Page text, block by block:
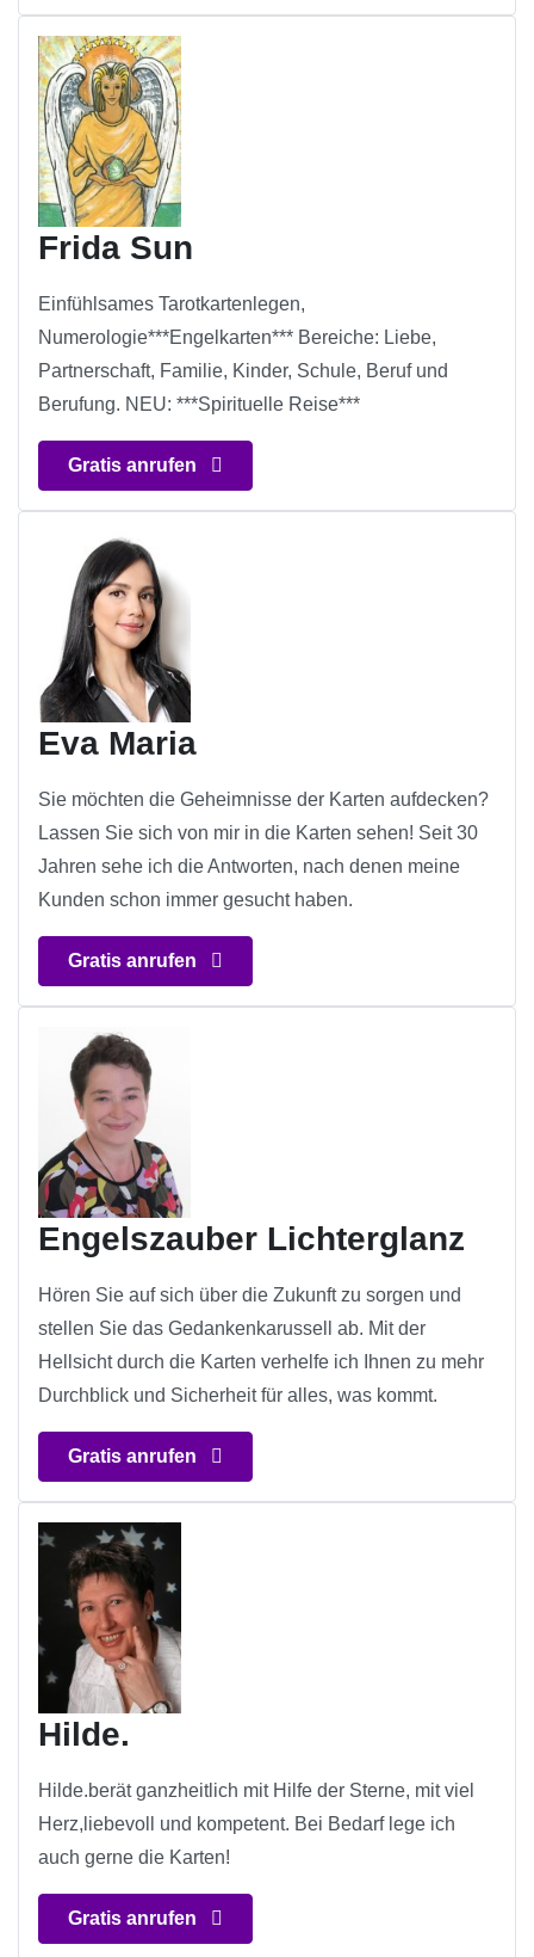
Frida Sun
Einfühlsames Tarotkartenlegen,
Numerologie***Engelkarten*** Bereiche: Liebe,
Partnerschaft, Familie, Kinder, Schule, Beruf und
Berufung. NEU: ***Spirituelle Reise***
Gratis anrufen
Eva Maria
Sie möchten die Geheimnisse der Karten aufdecken?
Lassen Sie sich von mir in die Karten sehen! Seit 30
Jahren sehe ich die Antworten, nach denen meine
Kunden schon immer gesucht haben.
Gratis anrufen
Engelszauber Lichterglanz
Hören Sie auf sich über die Zukunft zu sorgen und
stellen Sie das Gedankenkarussell ab. Mit der
Hellsicht durch die Karten verhelfe ich Ihnen zu mehr
Durchblick und Sicherheit für alles, was kommt.
Gratis anrufen
Hilde.
Hilde.berät ganzheitlich mit Hilfe der Sterne, mit viel
Herz,liebevoll und kompetent. Bei Bedarf lege ich
auch gerne die Karten!
Gratis anrufen